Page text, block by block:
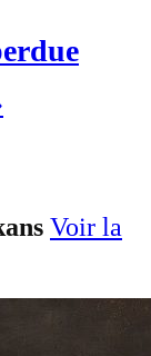
Voir la